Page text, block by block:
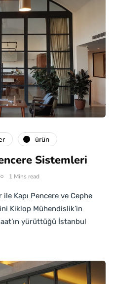
ürün
Sistemleri
1 Mins read
Kapı Pencere ve Cephe
Kiklop Mühendislik’in
yürüttüğü İstanbul